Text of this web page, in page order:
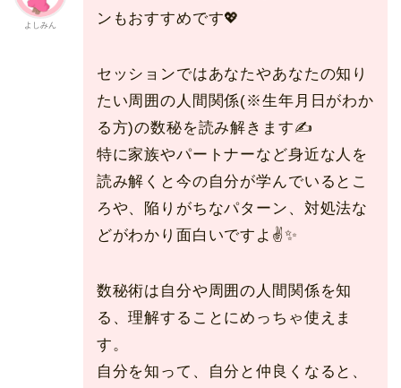
よしみん
ンもおすすめです💖
セッションではあなたやあなたの知り
たい周囲の人間関係(※生年月日がわか
る方)の数秘を読み解きます✍️
特に家族やパートナーなど身近な人を
読み解くと今の自分が学んでいるとこ
ろや、陥りがちなパターン、対処法な
どがわかり面白いですよ✌️✨
数秘術は自分や周囲の人間関係を知
る、理解することにめっちゃ使えま
す。
自分を知って、自分と仲良くなると、